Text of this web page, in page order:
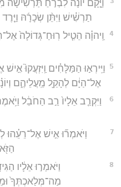
וַיָּ֤קָם יוֹנָה֙ לִבְרֹ֣חַ תַּרְשִׁ֔ישָׁה
תַרְשִׁ֗ישׁ וַיִּתֵּ֨ן שְׂכָרָ֜הּ
4
וַֽיהוָ֗ה הֵטִ֤יל רֽוּחַ־גְּדוֹלָה֙
5
וַיִּֽירְא֣וּ הַמַּלָּחִ֗ים וַֽיִּזְעֲקוּ֮
אֶל־הַיָּ֔ם לְהָקֵ֖ל מֵֽעֲלֵיהֶ֑ם
6
וַיִּקְרַ֤ב אֵלָיו֙ רַ֣ב הַחֹבֵ֔ל
7
וַיֹּאמְר֞וּ אִ֣ישׁ אֶל־רֵעֵ֗הוּ
8
וַיֹּאמְר֣וּ אֵלָ֔יו
מַה־מְּלַאכְתְּךָ֙